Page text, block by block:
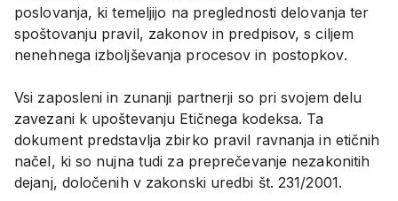
poslovanja, ki temeljijo na preglednosti delovanja ter
spoštovanju pravil, zakonov in predpisov, s ciljem
nenehnega izboljševanja procesov in postopkov.
Vsi zaposleni in zunanji partnerji so pri svojem delu
zavezani k upoštevanju Etičnega kodeksa. Ta
dokument predstavlja zbirko pravil ravnanja in etičnih
načel, ki so nujna tudi za preprečevanje nezakonitih
dejanj, določenih v zakonski uredbi št. 231/2001.